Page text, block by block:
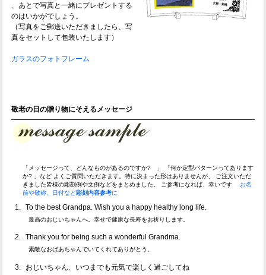
、あとで写真と一緒にプレゼントする
のはいかがでしょう。
（写真をご郵送いただきましたら、写
真をセットして包装いたします）
ガラスのフォトフレーム
敬老の日の贈り物にそえるメッセージ
「メッセージって、どんなものがあるのですか? 」 「何か定型パターンってあります
か? 」など よくご質問いただきます。特に決まった形はありませんが、 ご注文いただ
きました皆様の彫刻例や文例などをまとめました。 ご参考になれば、幸いですお名
前や敬称、日付など彫刻内容参考に
To the best Grandpa. Wish you a happy healthy long life.
最高のおじいちゃんへ。幸せで健康な長寿をお祈りします。
Thank you for being such a wonderful Grandma.
素敵なおばあちゃんでいてくれてありがとう。
おじいちゃん、いつまでも元気で楽しく過ごしてね